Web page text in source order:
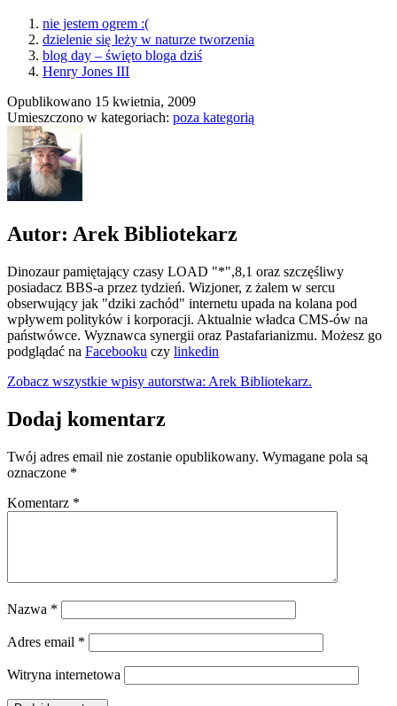
nie jestem ogrem :(
dzielenie się leży w naturze tworzenia
blog day – święto bloga dziś
Henry Jones III
Opublikowano 15 kwietnia, 2009
Umieszczono w kategoriach: poza kategorią
Autor: Arek Bibliotekarz
Dinozaur pamiętający czasy LOAD "*",8,1 oraz szczęśliwy
posiadacz BBS-a przez tydzień. Wizjoner, z żalem w sercu
obserwujący jak "dziki zachód" internetu upada na kolana pod
wpływem polityków i korporacji. Aktualnie władca CMS-ów na
państwówce. Wyznawca synergii oraz Pastafarianizmu. Możesz go
podglądać na Facebooku czy linkedin
Zobacz wszystkie wpisy autorstwa: Arek Bibliotekarz.
Dodaj komentarz
Twój adres email nie zostanie opublikowany. Wymagane pola są
oznaczone *
Komentarz *
Nazwa *
Adres email *
Witryna internetowa